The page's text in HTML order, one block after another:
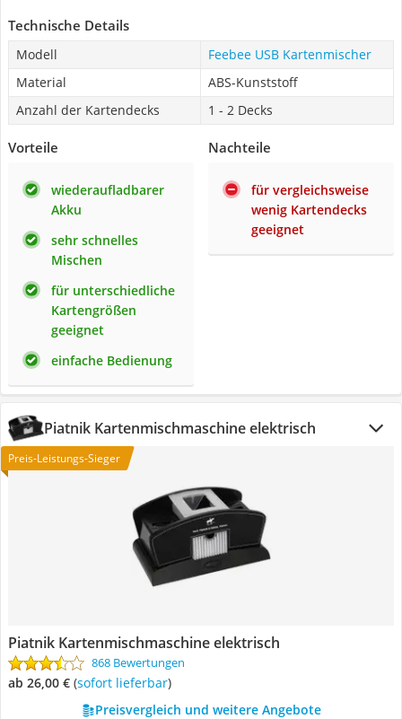
Technische Details
Modell
Feebee USB Kartenmischer
Material
ABS-Kunststoff
Anzahl der Kartendecks
1 - 2 Decks
Vorteile
wiederaufladbarer
Akku
sehr schnelles
Mischen
für unterschiedliche
Kartengrößen
geeignet
einfache Bedienung
Nachteile
für vergleichsweise
wenig Kartendecks
geeignet
Piatnik Kartenmischmaschine elektrisch
Preis-Leistungs-Sieger
Piatnik Kartenmischmaschine elektrisch
868 Bewertungen
ab 26,00 € ( Sofort lieferbar)
Preisvergleich und weitere Angebote